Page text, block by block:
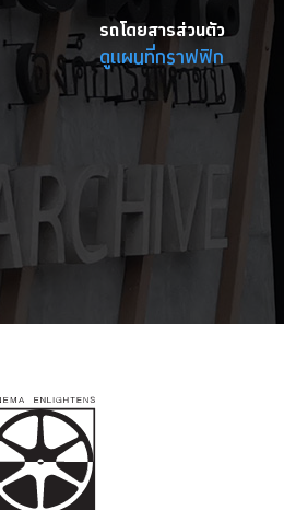
รถโดยสารส่วนตัว
ดูแผนที่กราฟฟิก